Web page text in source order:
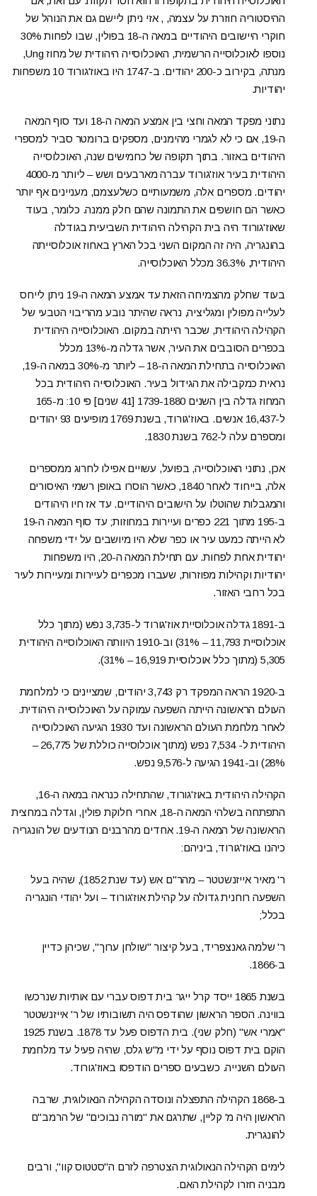
ההיסטוריה חוזרת על עצמה, , אזי ניתן ליישם גם את הנוהל של
חוקרי היישובים היהודיים במאה ה-18 בפולין, שבו לפחות 30%
נוספו לאוכלוסייה הרשמית, האוכלוסייה היהודית של מחוז Ung,
מנתה, בקירוב כ-200 יהודים. ב-1747 היו באוז'גורוד 10 משפחות
יהודיות.
נתוני מפקד המאה וחצי בין אמצע המאה ה-18 ועד סוף המאה
ה-19, אם כי לא לגמרי מהימנים, מספקים ברומטר סביר למספרי
היהודים באזור. בתוך תקופה של כחמישים שנה, האוכלוסייה
היהודית בעיר אוז'גורוד עברה מארבעים ושש – ליותר מ-4000
יהודים. מספרים אלה, משמעותיים כשלעצמם, מעניינים אף יותר
כאשר הם חושפים את התמונה שהם חלק ממנה. כלומר, בעוד
שאוז'גורוד היה בית הקהילה היהודית השביעית בגודלה
בהונגריה, היה זה המקום השני בכל הארץ באחוז אוכלוסייתה
היהודית, 36.3% מכלל האוכלוסייה.
בעוד שחלק מהצמיחה הזאת עד אמצע המאה ה-19 ניתן לייחס
לעלייה מפולין ומגליציה, נראה שהיתר נובע מהריבוי הטבעי של
הקהילה היהודית, שכבר הייתה במקום. האוכלוסייה היהודית
בכפרים הסובבים את העיר, אשר גדלה מ-13% מכלל
האוכלוסייה בתחילת המאה ה-18 – ליותר מ-30% במאה ה-19,
נראית כמקבילה את הגידול בעיר. האוכלוסייה היהודית בכל
המחוז גדלה בין השנים 1739-1880 [41 שנים] פי 10: מ-165
ל-16,437 אנשים. באוז'גורוד, בשנת 1769 מופיעים 93 יהודים
ומספרם עלה ל-762 בשנת 1830.
אכן, נתוני האוכלוסייה, בפועל, עשויים אפילו לחרוג ממספרים
אלה, בייחוד לאחר 1840, כאשר הוסרו באופן רשמי האיסורים
והמגבלות שהוטלו על הישובים היהודיים. עד אז חיו היהודים
ב-195 מתוך 221 כפרים ועיירות במחוזות; עד סוף המאה ה-19
לא הייתה כמעט עיר או כפר שלא היו מיושבים על ידי משפחה
יהודית אחת לפחות. עם תחילת המאה ה-20, היו משפחות
יהודיות וקהילות מפוזרות, שעברו מכפרים לעיירות ומעיירות לעיר
בכל רחבי האזור.
ב-1891 גדלה אוכלוסיית אוז'גורוד ל-3,735 נפש (מתוך כלל
אוכלוסיית 11,793 – 31%) וב-1910 היוותה האוכלוסייה היהודית
5,305 (מתוך כלל אוכלוסיית 16,919 – 31%).
ב-1920 הראה המפקד רק 3,743 יהודים, שמציינים כי למלחמת
העולם הראשונה הייתה השפעה עמוקה על האוכלוסייה היהודית.
לאחר מלחמת העולם הראשונה ועד 1930 הגיעה האוכלוסייה
היהודית ל- 7,534 נפש (מתוך אוכלוסייה כוללת של 26,775 –
28%) וב-1941 הגיעה ל-9,576 נפש.
הקהילה היהודית באוז'גורוד, שהתחילה כנראה במאה ה-16,
התפתחה בשלהי המאה ה-18, אחרי חלוקת פולין, וגדלה במחצית
הראשונה של המאה ה-19. אחדים מהרבנים הנודעים של הונגריה
כיהנו באוז'גורוד, ביניהם:
ר' מאיר אייזנשטטר – מהר"ם אש (עד שנת 1852), שהיה בעל
השפעה רוחנית גדולה על קהילת אוז'גורוד – ועל יהודי הונגריה
בכלל;
ר' שלמה גאנצפריד, בעל קיצור "שולחן ערוך", שכיהן כדיין
ב-1866.
בשנת 1865 ייסד קרל ייגר בית דפוס עברי עם אותיות שנרכשו
בווינה. הספר הראשון שהודפס היה תשובותיו של ר' אייזנשטטר
"אמרי אש" (חלק שני). בית הדפוס פעל עד 1878. בשנת 1925
הוקם בית דפוס נוסף על ידי מ"ש גלס, שהיה פעיל עד מלחמת
העולם השנייה. כשבעים ספרים הודפסו באוז'גורוד.
ב-1868 הקהילה התפצלה ונוסדה הקהילה הנאולוגית, שרבה
הראשון היה מ' קליין, שתרגם את "מורה נבוכים" של הרמב"ם
להונגרית.
לימים הקהילה הנאולוגית הצטרפה לזרם ה"סטטוס קוו", ורבים
מבניה חזרו לקהילת האם.